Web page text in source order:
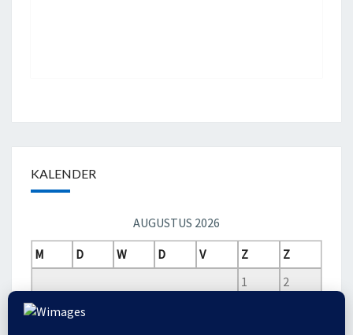
KALENDER
AUGUSTUS 2026
M
D W D V Z
Z
1
2
3
4